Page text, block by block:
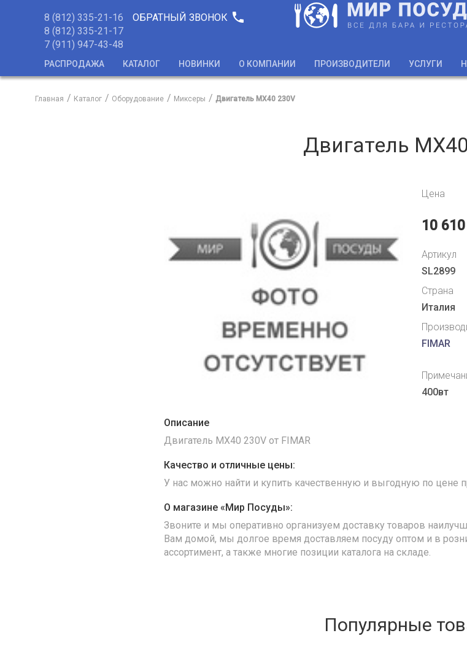
8 (812) 335-21-16
8 (812) 335-21-17
7 (911) 947-43-48
ОБРАТНЫЙ ЗВОНОК phone
РАСПРОДАЖА КАТАЛОГ НОВИНКИ О КОМПАНИИ ПРОИЗВОДИТЕЛИ УСЛУГИ
Главная Каталог Оборудование Миксеры Двигатель MX40 230V
Двигатель
Цена
10 610
Артикул
SL2899
Страна
Италия
FIMAR
400вт
Описание
Двигатель MX40 230V от FIMAR
Качество и отличные цены:
У нас можно найти и купить качественную и выгодную по цене
О магазине «Мир Посуды»:
Звоните и мы оперативно организуем доставку товаров
Вам домой, мы долгое время доставляем посуду оптом и в
ассортимент, а также многие позиции каталога на складе.
Популярные